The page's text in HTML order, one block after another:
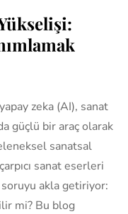
zeka (AI), sanat
güçlü bir araç olarak
sanatsal
sanat eserleri
akla getiriyor:
mi? Bu blog